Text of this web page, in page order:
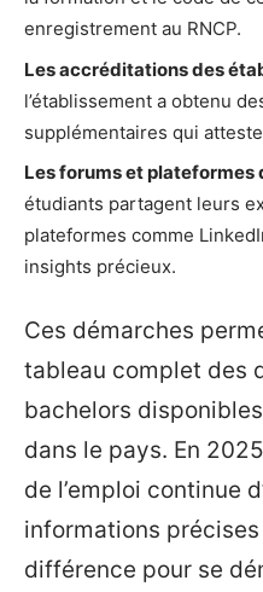
enregistrement au RNCP.
Les accréditations des
l’établissement a obtenu
supplémentaires qui
Les forums et plateformes
étudiants partagent leurs
plateformes comme
insights précieux.
Ces démarches
tableau complet des
bachelors
dans le pays. En
de l’emploi continue
informations
différence pour se